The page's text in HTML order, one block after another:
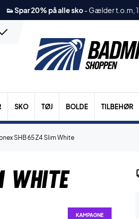
👟 Spar 20% på alle sko- Gælder t.o.m,
SKO TØJ BOLDE TILBEHØR
SHB 65 Z4 Slim White
White
KAMPAGNE